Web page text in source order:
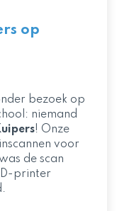
op
bezoek op
niemand
! Onze
voor
de scan
printer